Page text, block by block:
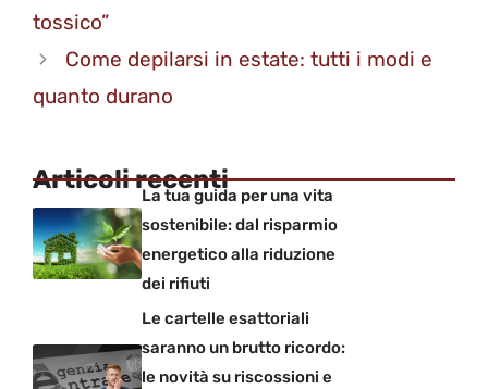
tossico”
Come depilarsi in estate: tutti i modi e
quanto durano
Articoli recenti
La tua guida per una vita
sostenibile: dal risparmio
energetico alla riduzione
dei rifiuti
Le cartelle esattoriali
saranno un brutto ricordo:
le novità su riscossioni e